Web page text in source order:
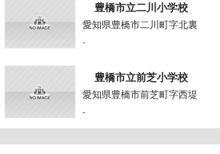
豊橋市立二川小学校
愛知県豊橋市二川町字北裏
-
豊橋市立前芝小学校
愛知県豊橋市前芝町字西堤
-